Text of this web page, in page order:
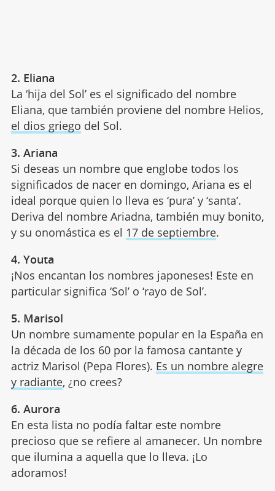
2. Eliana
La ‘hija del Sol’ es el significado del nombre
Eliana, que también proviene del nombre Helios,
el dios griego del Sol.
3. Ariana
Si deseas un nombre que englobe todos los
significados de nacer en domingo, Ariana es el
ideal porque quien lo lleva es ‘pura’ y ‘santa’.
Deriva del nombre Ariadna, también muy bonito,
y su onomástica es el 17 de septiembre.
4. Youta
¡Nos encantan los nombres japoneses! Este en
particular significa ‘Sol’ o ‘rayo de Sol’.
5. Marisol
Un nombre sumamente popular en la España en
la década de los 60 por la famosa cantante y
actriz Marisol (Pepa Flores). Es un nombre alegre
y radiante, ¿no crees?
6. Aurora
En esta lista no podía faltar este nombre
precioso que se refiere al amanecer. Un nombre
que ilumina a aquella que lo lleva. ¡Lo
adoramos!